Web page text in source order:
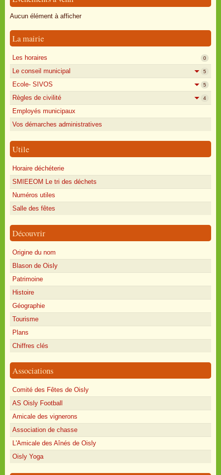
Oisly autrefois
Annonces
Aucun élément à afficher
La mairie
Les horaires 0
Le conseil municipal 5
Ecole- SIVOS 5
Règles de civilité 4
Employés municipaux
Vos démarches administratives
Utile
Horaire déchéterie
SMIEEOM Le tri des déchets
Numéros utiles
Salle des fêtes
Découvrir
Origine du nom
Blason de Oisly
Patrimoine
Histoire
Géographie
Tourisme
Plans
Chiffres clés
Associations
Comité des Fêtes de Oisly
AS Oisly Football
Amicale des vignerons
Association de chasse
L'Amicale des Aînés de Oisly
Oisly Yoga